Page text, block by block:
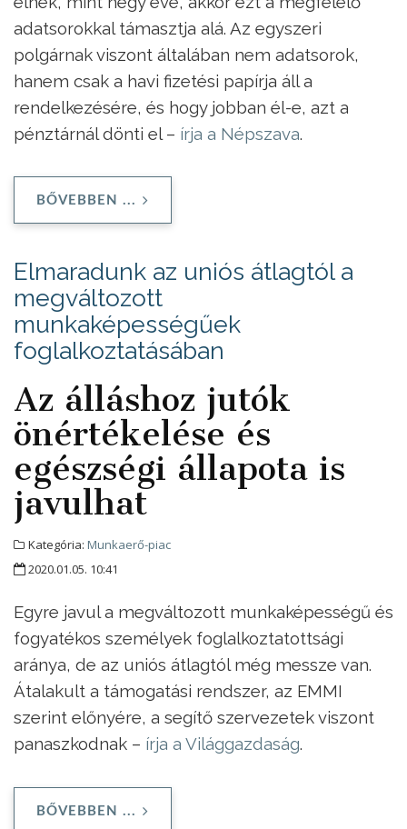
adatsorokkal támasztja alá. Az egyszeri
polgárnak viszont általában nem adatsorok,
hanem csak a havi fizetési papírja áll a
rendelkezésére, és hogy jobban él-e, azt a
pénztárnál dönti el – írja a Népszava.
BŐVEBBEN ...
Elmaradunk az uniós átlagtól a
megváltozott
munkaképességűek
foglalkoztatásában
Az álláshoz jutók
önértékelése és
egészségi állapota is
javulhat
Kategória: Munkaerő-piac
2020.01.05. 10:41
Egyre javul a megváltozott munkaképességű és
fogyatékos személyek foglalkoztatottsági
aránya, de az uniós átlagtól még messze van.
Átalakult a támogatási rendszer, az EMMI
szerint előnyére, a segítő szervezetek viszont
panaszkodnak – írja a Világgazdaság.
BŐVEBBEN ...